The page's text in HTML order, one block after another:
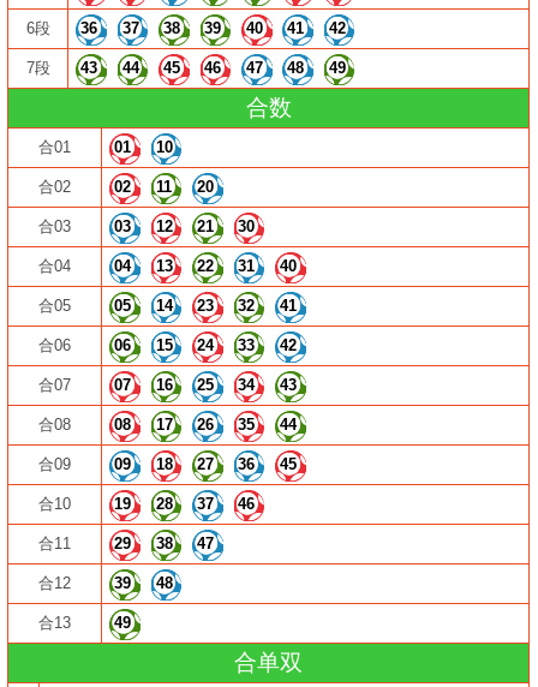
6段 36 37 38 39 40 41 42
7段 43 44 45 46 47 48 49
合数
合01 01 10
合02 02 11 20
合03 03 12 21 30
合04 04 13 22 31 40
合05 05 14 23 32 41
合06 06 15 24 33 42
合07 07 16 25 34 43
合08 08 17 26 35 44
合09 09 18 27 36 45
合10 19 28 37 46
合11 29 38 47
合12 39 48
合13 49
合单双